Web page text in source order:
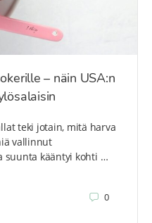
– näin USA:n
teki jotain, mitä harva
vallinnut
suunta kääntyi kohti …
0